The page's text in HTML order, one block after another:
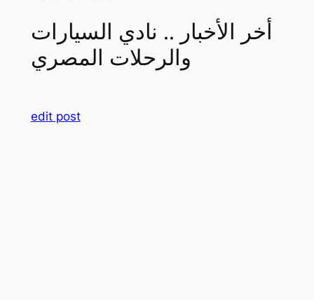
أخر الأخبار .. نادي السيارات
والرحلات المصري
edit post